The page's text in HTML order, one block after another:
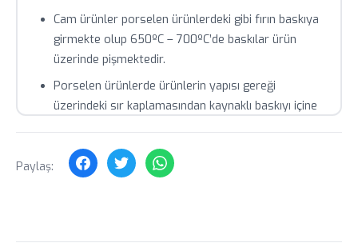
Cam ürünler porselen ürünlerdeki gibi fırın baskıya
girmekte olup 650ºC – 700ºC’de baskılar ürün
üzerinde pişmektedir.
Porselen ürünlerde ürünlerin yapısı gereği
üzerindeki sır kaplamasından kaynaklı baskıyı içine
baskı tekniği ile cam ürünlerde endüstriyel yıkama
ya da güçlü deterjanlar ile (fairy gibi) baskı
Paylaş: